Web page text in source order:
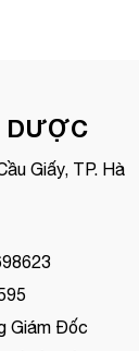
DƯỢC
Giấy, TP. Hà
Giám Đốc